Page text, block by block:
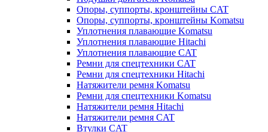
Опоры, суппорты, кронштейны CAT
Опоры, суппорты, кронштейны Komatsu
Уплотнения плавающие Komatsu
Уплотнения плавающие Hitachi
Уплотнения плавающие CAT
Ремни для спецтехники CAT
Ремни для спецтехники Hitachi
Натяжители ремня Komatsu
Ремни для спецтехники Komatsu
Натяжители ремня Hitachi
Натяжители ремня CAT
Втулки CAT